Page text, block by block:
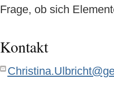
Frage, ob sich
Kontakt